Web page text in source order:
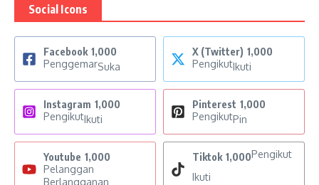
Social Icons
Facebook 1,000
PenggemarSuka
X (Twitter) 1,000
PengikutIkuti
Instagram 1,000
PengikutIkuti
Pinterest 1,000
PengikutPin
Youtube 1,000
Pelanggan
Berlangganan
Tiktok 1,000Pengikut
Ikuti